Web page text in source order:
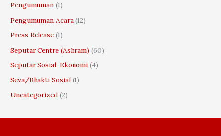
Pengumuman (1)
Pengumuman Acara (12)
Press Release (1)
Seputar Centre (Ashram) (60)
Seputar Sosial-Ekonomi (4)
Seva/Bhakti Sosial (1)
Uncategorized (2)